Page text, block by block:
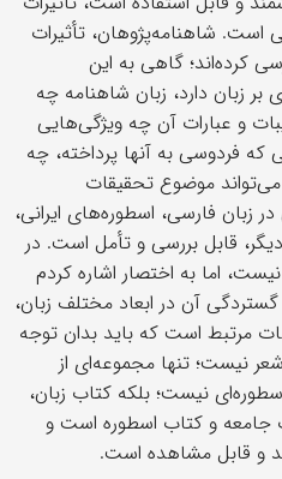
است. شاهنامه‌پژوهان، تأثیرات
کرده‌اند؛ گاهی به این
بر زبان دارد، زبان شاهنامه چه
و عبارات آن چه ویژگی‌هایی
فردوسی به آنها پرداخته، چه
می‌تواند موضوع تحقیقات
فارسی، اسطوره‌های ایرانی،
قابل بررسی و تأمل است. در
اما به اختصار اشاره کردم
آن در ابعاد مختلف زبان،
مرتبط است که باید بدان توجه
نیست؛ تنها مجموعه‌ای از
نیست؛ بلکه کتاب زبان،
جامعه و کتاب اسطوره است و
و قابل مشاهده است.